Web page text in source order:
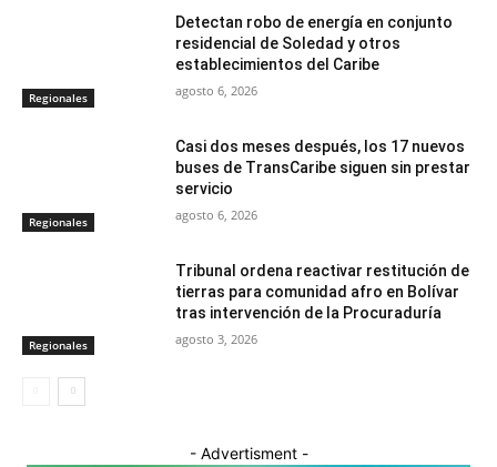
Regionales
Detectan robo de energía en conjunto
residencial de Soledad y otros
establecimientos del Caribe
agosto 6, 2026
Regionales
Casi dos meses después, los 17 nuevos
buses de TransCaribe siguen sin prestar
servicio
agosto 6, 2026
Regionales
Tribunal ordena reactivar restitución de
tierras para comunidad afro en Bolívar
tras intervención de la Procuraduría
agosto 3, 2026
- Advertisment -